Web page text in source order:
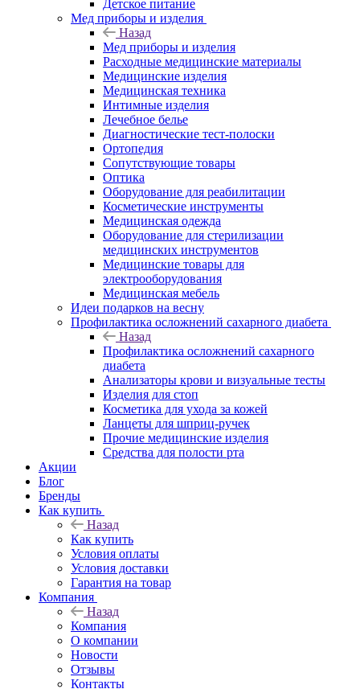
Детское питание
Мед приборы и изделия
Назад
Мед приборы и изделия
Расходные медицинские материалы
Медицинские изделия
Медицинская техника
Интимные изделия
Лечебное белье
Диагностические тест-полоски
Ортопедия
Сопутствующие товары
Оптика
Оборудование для реабилитации
Косметические инструменты
Медицинская одежда
Оборудование для стерилизации
медицинских инструментов
Медицинские товары для
электрооборудования
Медицинская мебель
Идеи подарков на весну
Профилактика осложнений сахарного диабета
Назад
Профилактика осложнений сахарного
диабета
Анализаторы крови и визуальные тесты
Изделия для стоп
Косметика для ухода за кожей
Ланцеты для шприц-ручек
Прочие медицинские изделия
Средства для полости рта
Акции
Блог
Бренды
Как купить
Назад
Как купить
Условия оплаты
Условия доставки
Гарантия на товар
Компания
Назад
Компания
О компании
Новости
Отзывы
Контакты